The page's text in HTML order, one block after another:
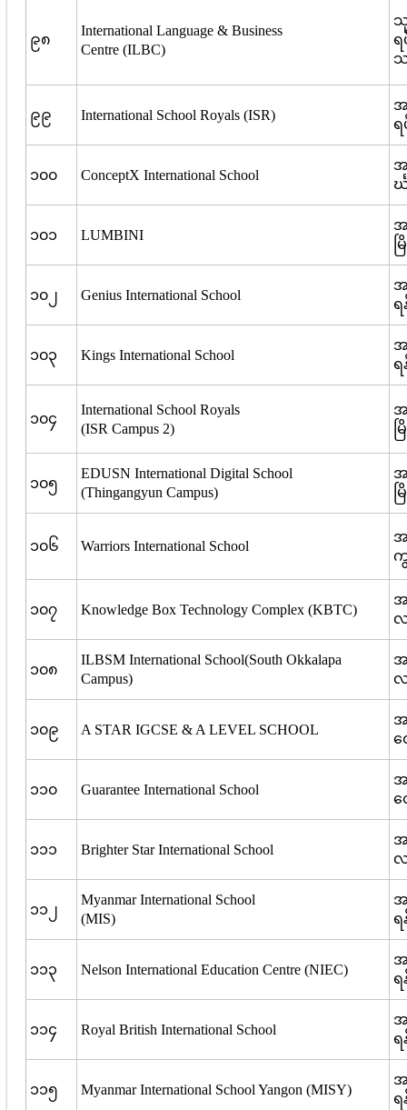
၉၈
International Language & Business
Centre (ILBC)
သု
သ
၉၉ International School Royals (ISR)
ရ
၁၀၀ ConceptX International School
အ
င်္
၁၀၁ LUMBINI
အ
၁၀၂ Genius International School
အ
ရ
၁၀၃ Kings International School
အ
ရ
၁၀၄
International School Royals
(ISR Campus 2)
အ
၁၀၅
EDUSN International Digital School
(Thingangyun Campus)
အ
၁၀၆ Warriors International School
အ
က
၁၀၇ Knowledge Box Technology Complex (KBTC)
အ
လ
၁၀၈
ILBSM International School(South Okkalapa
Campus)
အ
လ
၁၀၉ A STAR IGCSE & A LEVEL SCHOOL
အ
တ
၁၁၀ Guarantee International School
အ
တ
၁၁၁ Brighter Star International School
အ
လ
၁၁၂
Myanmar International School
(MIS)
အ
ရ
၁၁၃ Nelson International Education Centre (NIEC)
အ
ရ
၁၁၄ Royal British International School
အ
ရ
၁၁၅ Myanmar International School Yangon (MISY)
အ
ရ